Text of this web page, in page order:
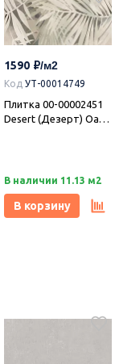
1590
Код УТ-00014749
Плитка 00-00002451
Desert (Дезерт) Oasis
В наличии 11.13 м2
В корзину